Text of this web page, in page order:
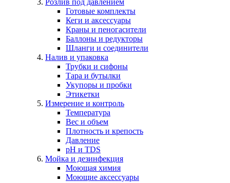
Розлив под давлением
Готовые комплекты
Кеги и аксессуары
Краны и пеногасители
Баллоны и редукторы
Шланги и соединители
Налив и упаковка
Трубки и сифоны
Тара и бутылки
Укупоры и пробки
Этикетки
Измерение и контроль
Температура
Вес и объем
Плотность и крепость
Давление
pH и TDS
Мойка и дезинфекция
Моющая химия
Моющие аксессуары